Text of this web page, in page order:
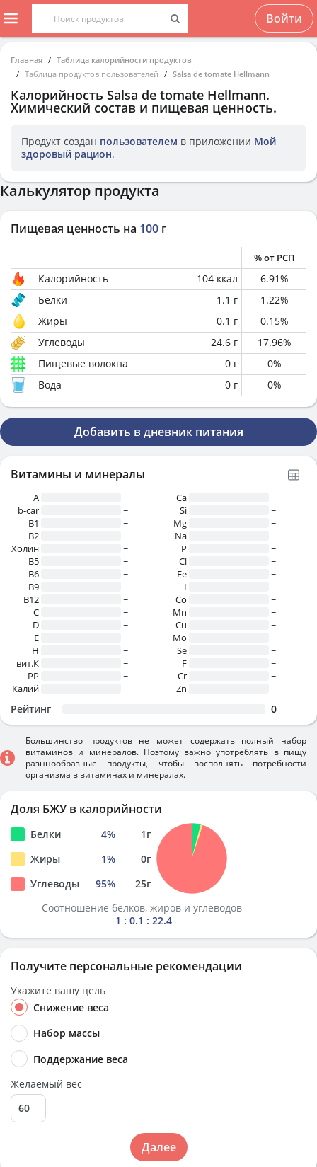
Войти
Главная
Таблица калорийности продуктов
Таблица продуктов пользователей
Salsa de tomate Hellmann
Калорийность Salsa de tomate Hellmann.
Химический состав и пищевая ценность.
Продукт создан пользователем в приложении Мой
здоровый рацион.
Калькулятор продукта
Пищевая ценность на 100 г
% от РСП
Калорийность 104 ккал 6.91%
Белки
1.1 г 1.22%
Жиры
0.1 г 0.15%
Углеводы
24.6 г 17.96%
Пищевые волокна
0 г 0%
Вода
0 г 0%
Добавить в дневник питания
Витамины и минералы
A
~
b-car
~
В1
~
B2
~
Холин
~
B5
~
B6
~
B9
~
B12
~
C
~
D
~
E
~
H
~
вит.К
~
PP
~
Калий
~
Ca
~
Si
~
Mg
~
Na
~
P
~
Cl
~
Fe
~
I
~
Co
~
Mn
~
Cu
~
Mo
~
Se
~
F
~
Cr
~
Zn
~
Рейтинг 0
Большинство продуктов не может содержать полный набор
витаминов и минералов. Поэтому важно употреблять в пищу
разннообразные продукты, чтобы восполнять потребности
организма в витаминах и минералах.
Доля БЖУ в калорийности
Белки 4% 1г
Жиры
1% 0г
Углеводы
95% 25г
Соотношение белков, жиров и углеводов
1 : 0.1 : 22.4
Получите персональные рекомендации
Укажите вашу цель
Снижение веса
Набор массы
Поддержание веса
Желаемый вес
Далее